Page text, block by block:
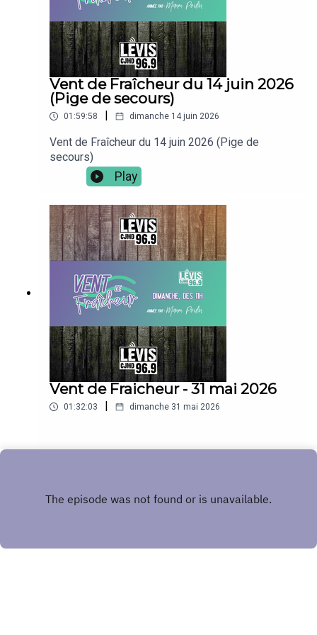
Vent de Fraîcheur du 14 juin 2026
(Pige de secours)
01:59:58 dimanche 14 juin 2026
Vent de Fraîcheur du 14 juin 2026 (Pige de
secours)
Play
Vent de Fraicheur - 31 mai 2026
01:32:03 dimanche 31 mai 2026